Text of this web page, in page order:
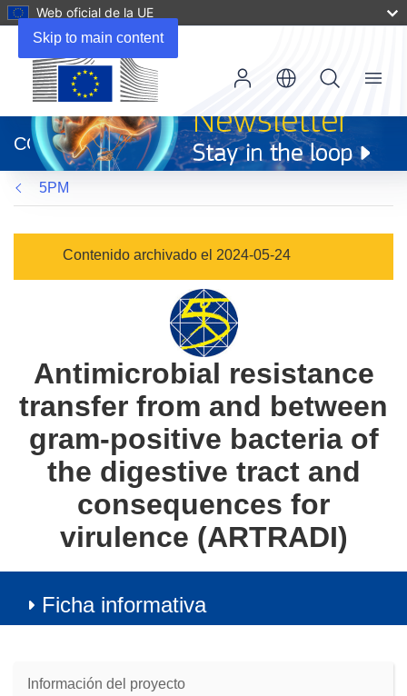
Skip to main content
Web oficial de la UE
abrirá
en
una
nueva
ventana)
CORDIS
Menu
5PM
Contenido archivado el 2024-05-24
Antimicrobial resistance
transfer from and between
gram-positive bacteria of
the digestive tract and
consequences for
virulence (ARTRADI)
Ficha informativa
Información del proyecto